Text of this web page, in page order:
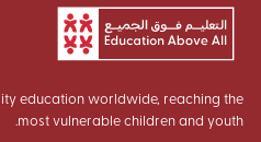
education worldwide, reaching the
most vulnerable children and youth.